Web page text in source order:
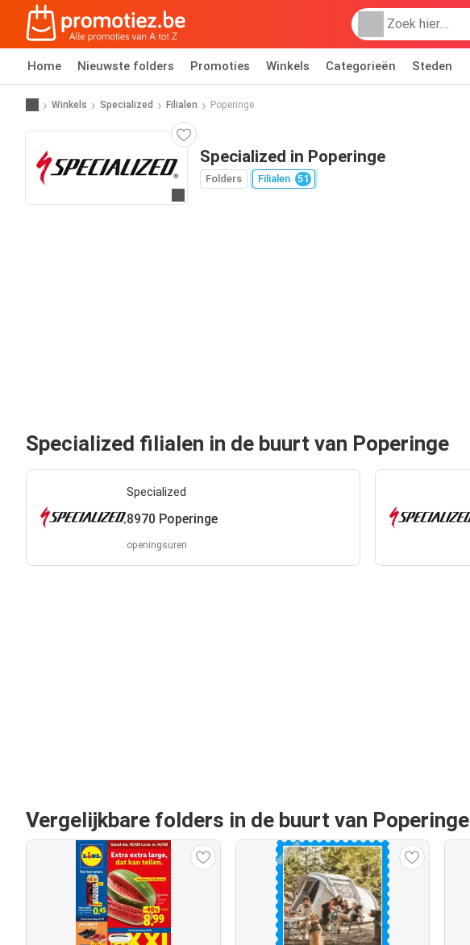
Home Nieuwste folders Promoties Winkels Categorieën Steden
Winkels Specialized Filialen Poperinge
Specialized in Poperinge
Folders Filialen 51
Specialized filialen in de buurt van Poperinge
Specialized
8970 Poperinge
openingsuren
Vergelijkbare folders in de buurt van Poperinge